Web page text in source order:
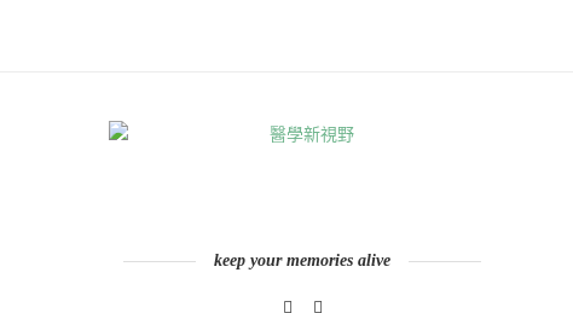
keep your memories alive